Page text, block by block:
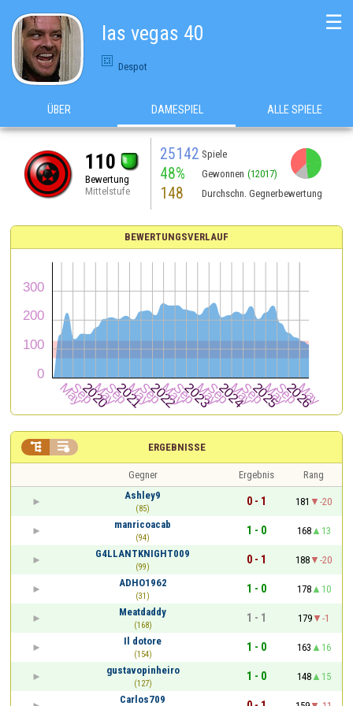
las vegas 40
Despot
☰
ÜBER DAMESPIEL ALLE SPIELE
110
Bewertung
Mittelstufe
25142 Spiele
48% Gewonnen (12017)
148 Durchschn. Gegnerbewertung
BEWERTUNGSVERLAUF
ERGEBNISSE
 
Gegner Ergebnis
Rang
Ashley9
(85)
0 - 1 181
-20
manricoacab
(94)
1 - 0 168
13
G4LLANTKNIGHT009
(99)
0 - 1 188
-20
ADHO1962
(31)
1 - 0 178
10
Meatdaddy
(168)
1 - 1 179
-1
Il dotore
(154)
1 - 0 163
16
gustavopinheiro
(127)
1 - 0 148
15
Carlos709